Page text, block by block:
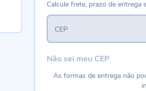
Calcule frete, prazo de entrega
CEP
Não sei meu CEP
As formas de entrega não